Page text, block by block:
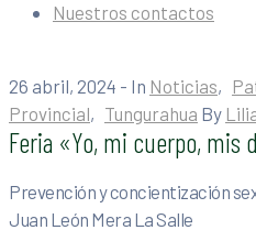
Nuestros contactos
26 abril, 2024 - In Noticias‚
Provincial‚ Tungurahua By
Feria «Yo, mi cuerpo, mis
Prevención y concientización
Juan León Mera La Salle